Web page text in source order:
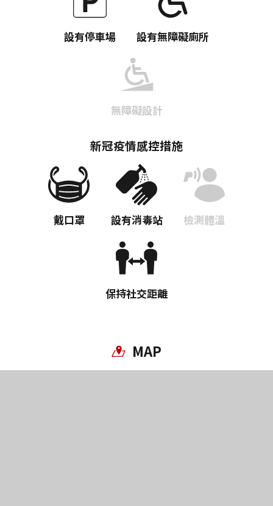
設有停車場 設有無障礙廁所
無障礙設計
新冠疫情感控措施
戴口罩 設有消毒站 檢測體溫
保持社交距離
MAP
Twitter分享